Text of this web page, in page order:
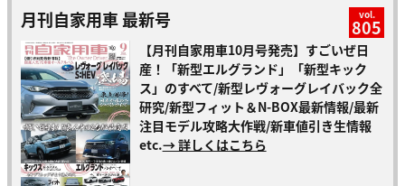
月刊自家用車 最新号 vol.
805
【月刊自家用車10月号発売】すごいぜ日
産！「新型エルグランド」「新型キック
ス」のすべて/新型レヴォーグレイバック全
研究/新型フィット＆N-BOX最新情報/最新
注目モデル攻略大作戦/新車値引き生情報
etc.→ 詳しくはこちら